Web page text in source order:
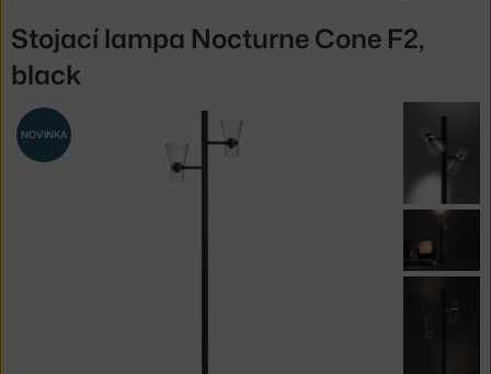
Stojací lampa Nocturne Cone F2,
black
NOVINKA